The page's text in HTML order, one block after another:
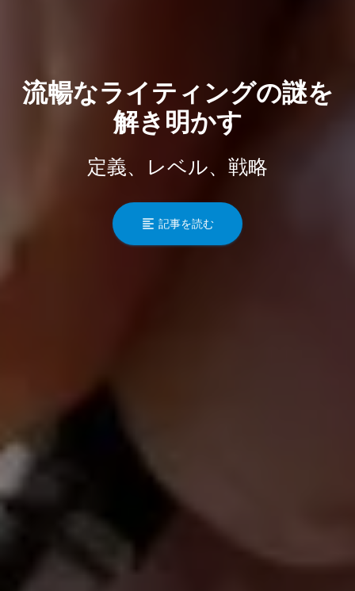
流暢なライティングの謎を
解き明かす
定義、レベル、戦略
記事を読む